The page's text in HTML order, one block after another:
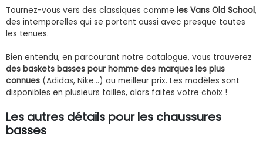
Tournez-vous vers des classiques comme les Vans Old School,
des intemporelles qui se portent aussi avec presque toutes
les tenues.
Bien entendu, en parcourant notre catalogue, vous trouverez
des baskets basses pour homme des marques les plus
connues (Adidas, Nike…) au meilleur prix. Les modèles sont
disponibles en plusieurs tailles, alors faites votre choix !
Les autres détails pour les chaussures
basses